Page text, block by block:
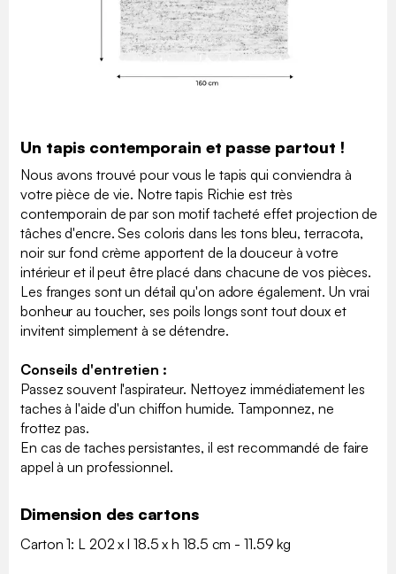
Un tapis contemporain et passe partout !
Nous avons trouvé pour vous le tapis qui conviendra à
votre pièce de vie. Notre tapis Richie est très
contemporain de par son motif tacheté effet projection de
tâches d'encre. Ses coloris dans les tons bleu, terracota,
noir sur fond crème apportent de la douceur à votre
intérieur et il peut être placé dans chacune de vos pièces.
Les franges sont un détail qu'on adore également. Un vrai
bonheur au toucher, ses poils longs sont tout doux et
invitent simplement à se détendre.
Conseils d'entretien :
Passez souvent l'aspirateur. Nettoyez immédiatement les
taches à l'aide d'un chiffon humide. Tamponnez, ne
frottez pas.
En cas de taches persistantes, il est recommandé de faire
appel à un professionnel.
Dimension des cartons
Carton 1: L 202 x l 18.5 x h 18.5 cm - 11.59 kg